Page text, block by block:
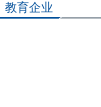
教育企业